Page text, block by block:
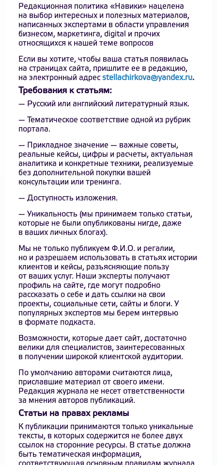
Редакционная политика «Навики» нацелена
на выбор интересных и полезных материалов,
написанных экспертами в области управления
бизнесом, маркетинга, digital и прочих
относящихся к нашей теме вопросов
Если вы хотите, чтобы ваша статья появилась
на страницах сайта, пришлите ее в редакцию,
на электронный адрес stellachirkova@yandex.ru.
Требования к статьям:
— Русский или английский литературный язык.
— Тематическое соответствие одной из рубрик
портала.
— Прикладное значение — важные советы,
реальные кейсы, цифры и расчеты, актуальная
аналитика и конкретные техники, реализуемые
без дополнительной покупки вашей
консультации или тренинга.
— Доступность изложения.
— Уникальность (мы принимаем только статьи,
которые не были опубликованы нигде, даже
в ваших личных блогах).
Мы не только публикуем Ф.И.О. и регалии,
но и разрешаем использовать в статьях истории
клиентов и кейсы, разъясняющие пользу
от ваших услуг. Наши эксперты получают
профиль на сайте, где могут подробно
рассказать о себе и дать ссылки на свои
проекты, социальные сети, сайты и блоги. У
популярных экспертов мы берем интервью
в формате подкаста.
Возможности, которые дает сайт, достаточно
велики для специалистов, заинтересованных
в получении широкой клиентской аудитории.
По умолчанию авторами считаются лица,
приславшие материал от своего имени.
Редакция журнала не несет ответственности
за мнения авторов публикаций.
Статьи на правах рекламы
К публикации принимаются только уникальные
тексты, в которых содержится не более двух
ссылок на сторонние ресурсы. В статье должна
быть тематическая информация,